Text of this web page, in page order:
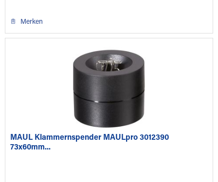
Merken
MAUL Klammernspender MAULpro 3012390
73x60mm...